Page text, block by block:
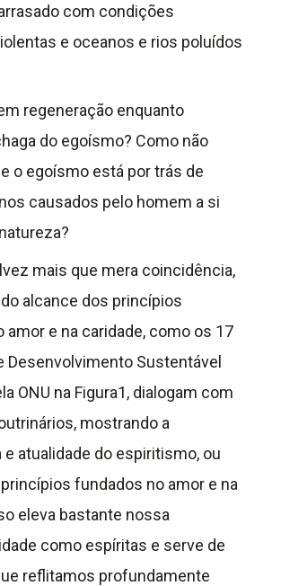
com condições
e oceanos e rios poluídos
regeneração enquanto
do egoísmo? Como não
o egoísmo está por trás de
causados pelo homem a si
mais que mera coincidência,
alcance dos princípios
amor e na caridade, como os 17
Desenvolvimento Sustentável
ONU na Figura1, dialogam com
mostrando a
e atualidade do espiritismo, ou
fundados no amor e na
eleva bastante nossa
como espíritas e serve de
reflitamos profundamente